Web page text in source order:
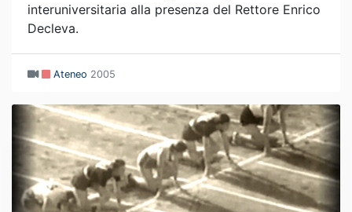
interuniversitaria alla presenza del Rettore Enrico
Decleva.
Ateneo 2005